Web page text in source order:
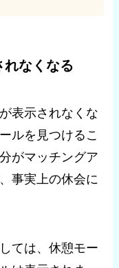
れなくなる
表示されなくな
ルを見つけるこ
がマッチングア
事実上の休会に
ては、休憩モー